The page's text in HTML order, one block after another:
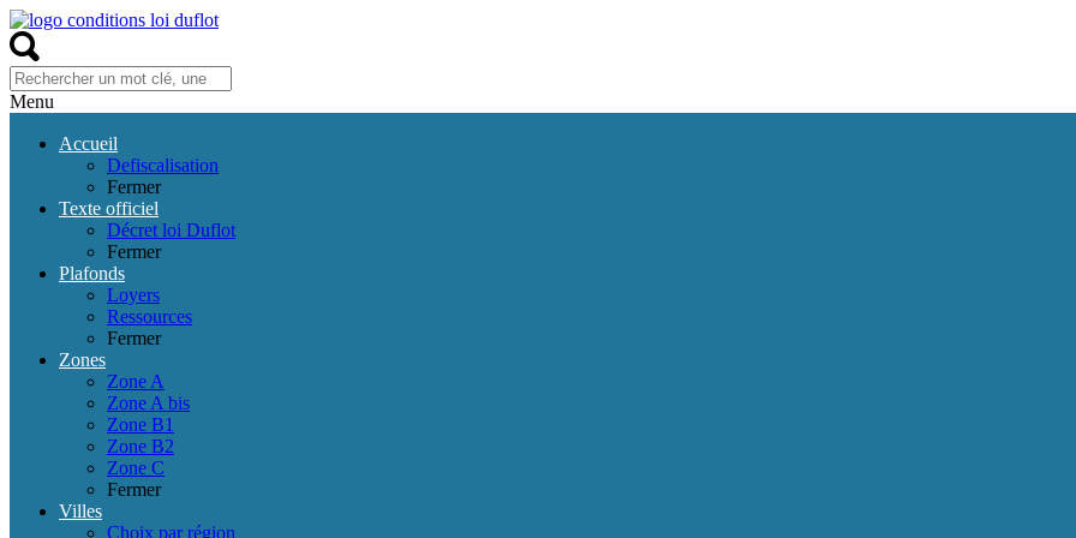
Menu
Accueil
Defiscalisation
Fermer
Texte officiel
Décret loi Duflot
Fermer
Plafonds
Loyers
Ressources
Fermer
Zones
Zone A
Zone A bis
Zone B1
Zone B2
Zone C
Fermer
Villes
Choix par région